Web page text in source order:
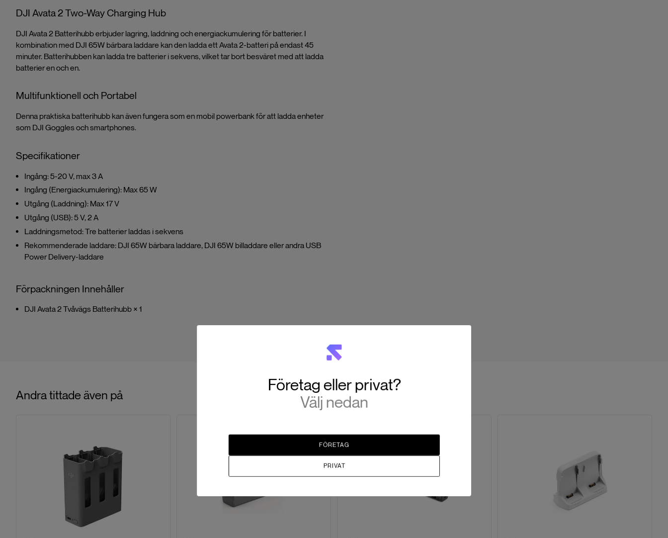
DJI Avata 2 Two-Way Charging Hub
DJI Avata 2 Batterihubb erbjuder lagring, laddning och energiackumulering för batterier. I
kombination med DJI 65W bärbara laddare kan den ladda ett Avata 2-batteri på endast 45
minuter. Batterihubben kan ladda tre batterier i sekvens, vilket tar bort besväret med att ladda
batterier en och en.
Multifunktionell och Portabel
Denna praktiska batterihubb kan även fungera som en mobil powerbank för att ladda enheter
som DJI Goggles och smartphones.
Specifikationer
Ingång: 5-20 V, max 3 A
Ingång (Energiackumulering): Max 65 W
Utgång (Laddning): Max 17 V
Utgång (USB): 5 V, 2 A
Laddningsmetod: Tre batterier laddas i sekvens
Rekommenderade laddare: DJI 65W bärbara laddare, DJI 65W billaddare eller andra USB
Power Delivery-laddare
Förpackningen Innehåller
DJI Avata 2 Tvåvägs Batterihubb × 1
Andra tittade även på
Företag eller privat?
Välj nedan
FÖRETAG
PRIVAT